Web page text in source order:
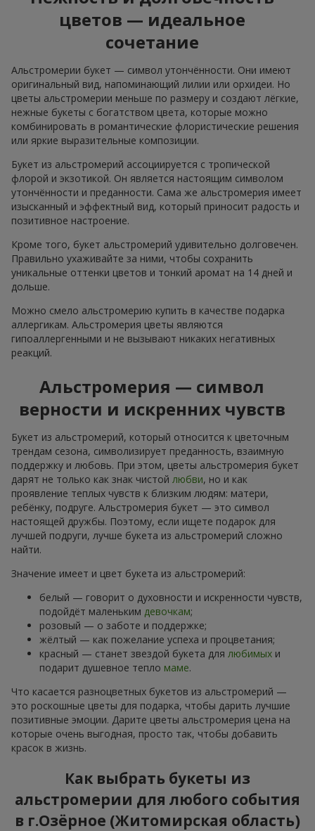
цветов — идеальное
сочетание
Альстромерии букет — символ утончённости. Они имеют
оригинальный вид, напоминающий лилии или орхидеи. Но
цветы альстромерии меньше по размеру и создают лёгкие,
нежные букеты с богатством цвета, которые можно
комбинировать в романтические флористические решения
или яркие выразительные композиции.
Букет из альстромерий ассоциируется с тропической
флорой и экзотикой. Он является настоящим символом
утончённости и преданности. Сама же альстромерия имеет
изысканный и эффектный вид, который приносит радость и
позитивное настроение.
Кроме того, букет альстромерий удивительно долговечен.
Правильно ухаживайте за ними, чтобы сохранить
уникальные оттенки цветов и тонкий аромат на 14 дней и
дольше.
Можно смело альстромерию купить в качестве подарка
аллергикам. Альстромерия цветы являются
гипоаллергенными и не вызывают никаких негативных
реакций.
Альстромерия — символ
верности и искренних чувств
Букет из альстромерий, который относится к цветочным
трендам сезона, символизирует преданность, взаимную
поддержку и любовь. При этом, цветы альстромерия букет
дарят не только как знак чистой любви, но и как
проявление теплых чувств к близким людям: матери,
ребёнку, подруге. Альстромерия букет — это символ
настоящей дружбы. Поэтому, если ищете подарок для
лучшей подруги, лучше букета из альстромерий сложно
найти.
Значение имеет и цвет букета из альстромерий:
белый — говорит о духовности и искренности чувств,
подойдёт маленьким девочкам;
розовый — о заботе и поддержке;
жёлтый — как пожелание успеха и процветания;
красный — станет звездой букета для любимых и
подарит душевное тепло маме.
Что касается разноцветных букетов из альстромерий —
это роскошные цветы для подарка, чтобы дарить лучшие
позитивные эмоции. Дарите цветы альстромерия цена на
которые очень выгодная, просто так, чтобы добавить
красок в жизнь.
Как выбрать букеты из
альстромерии для любого события
в г.Озёрное (Житомирская область)